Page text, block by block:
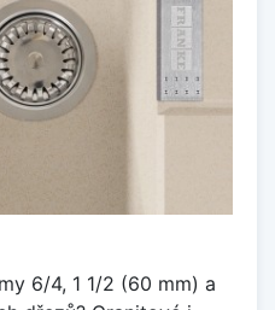
6/4, 1 1/2 (60 mm) a